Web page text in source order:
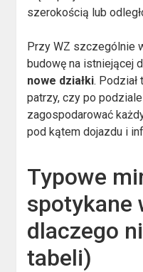
szerokością lub
Przy WZ szczególnie
budowę na istniejącej
nowe działki.
patrzy, czy po
zagospodarować
pod kątem dojazdu i
Typowe
spotykane
dlaczego
tabeli)